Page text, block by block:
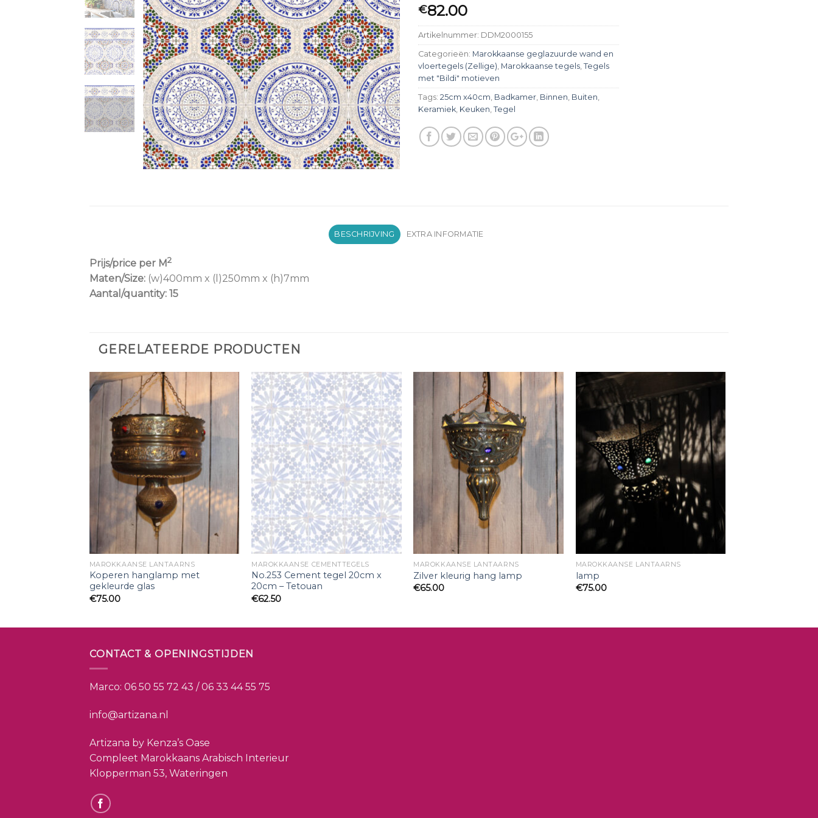
€82.00
Artikelnummer: DDM2000155
Categorieën: Marokkaanse geglazuurde wand en
vloertegels (Zellige) Marokkaanse tegels Tegels
met "Bildi" motieven
Tags: 25cm x40cm Badkamer Binnen Buiten
Keramiek Keuken Tegel
BESCHRIJVING EXTRA INFORMATIE
Prijs/price per M2
Maten/Size: (w)400mm x (l)250mm x (h)7mm
Aantal/quantity: 15
GERELATEERDE PRODUCTEN
MAROKKAANSE LANTAARNS
Koperen hanglamp met
gekleurde glas
€75.00
MAROKKAANSE CEMENTTEGELS
No.253 Cement tegel 20cm x
20cm – Tetouan
€62.50
MAROKKAANSE LANTAARNS
Zilver kleurig hang lamp
€65.00
MAROKKAANSE LANTAARNS
lamp
€75.00
CONTACT & OPENINGSTIJDEN
Marco: 06 50 55 72 43 / 06 33 44 55 75
info@artizana.nl
Artizana by Kenza’s Oase
Compleet Marokkaans Arabisch Interieur
Klopperman 53, Wateringen